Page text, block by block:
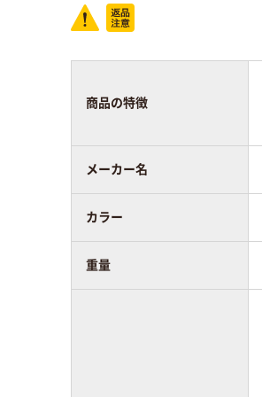
商品の特徴
メーカー名
カラー
重量